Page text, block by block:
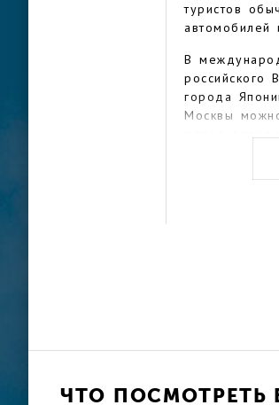
туристов
автомобилей
В
российского
города
Москвы
далее
Кореи
метра. Более
ЧТО ПОСМОТРЕТЬ